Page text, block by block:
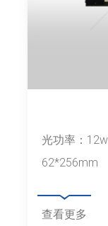
光功率：
62*256mm
查看更多